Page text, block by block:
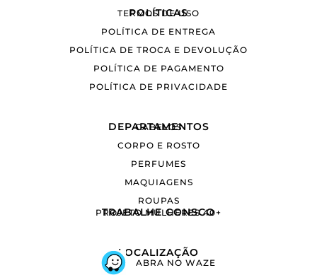
POLÍTICAS
TERMOS DE USO
POLÍTICA DE ENTREGA
POLÍTICA DE TROCA E DEVOLUÇÃO
POLÍTICA DE PAGAMENTO
POLÍTICA DE PRIVACIDADE
DEPARTAMENTOS
CABELOS
CORPO E ROSTO
PERFUMES
MAQUIAGENS
ROUPAS
TRABALHE CONSCO
PROJETO MULHERES 40+
LOCALIZAÇÃO
ABRA NO WAZE